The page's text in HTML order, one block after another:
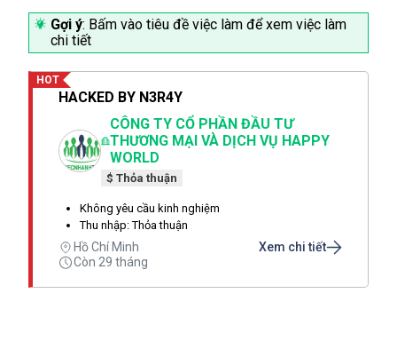
Gợi ý: Bấm vào tiêu đề việc làm để xem việc làm
chi tiết
HACKED BY N3R4Y
CÔNG TY CỔ PHẦN ĐẦU TƯ
THƯƠNG MẠI VÀ DỊCH VỤ HAPPY
WORLD
$ Thỏa thuận
Không yêu cầu kinh nghiệm
Thu nhập: Thỏa thuận
Hồ Chí Minh
Còn 29 tháng
Xem chi tiết
HOT